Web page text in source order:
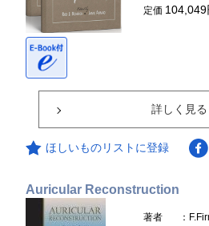
定価 104,049
詳しく見る
ほしいものリストに登録
Auricular Reconstruction
著者
：